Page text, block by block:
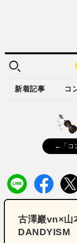
新着記事 コ
←「コ
古澤巖vn×